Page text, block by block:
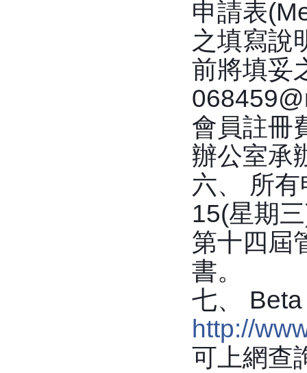
申請表
之填寫說
前將填妥
會員註冊
辦公室承
六、 所
15(星期
第十四屆
書。
七、
http://
可上網查